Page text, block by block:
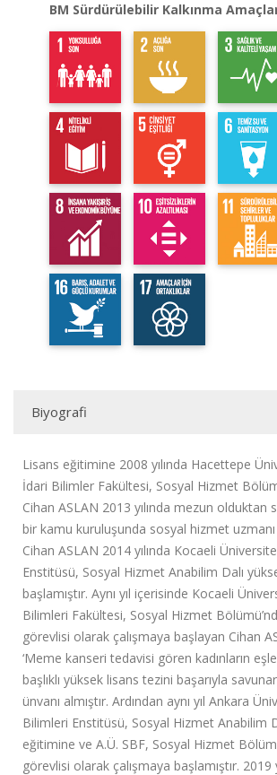
BM Sürdürülebilir Kalkınma
Biyografi
Lisans eğitimine 2008 yılında Hacettepe
İdari Bilimler Fakültesi, Sosyal Hizmet
Cihan ASLAN 2013 yılında mezun olduktan
bir kamu kuruluşunda sosyal hizmet uzmanı
Cihan ASLAN 2014 yılında Kocaeli
Enstitüsü, Sosyal Hizmet Anabilim Dalı
başlamıştır. Aynı yıl içerisinde Kocaeli
Bilimleri Fakültesi, Sosyal Hizmet
görevlisi olarak çalışmaya başlayan Cihan
‘Meme kanseri tedavisi gören kadınların
başlıklı yüksek lisans tezini başarıyla
ünvanı almıştır. Ardından aynı yıl Ankara
Bilimleri Enstitüsü, Sosyal Hizmet Anabilim
eğitimine ve A.Ü. SBF, Sosyal Hizmet
görevlisi olarak çalışmaya başlamıştır. 2019